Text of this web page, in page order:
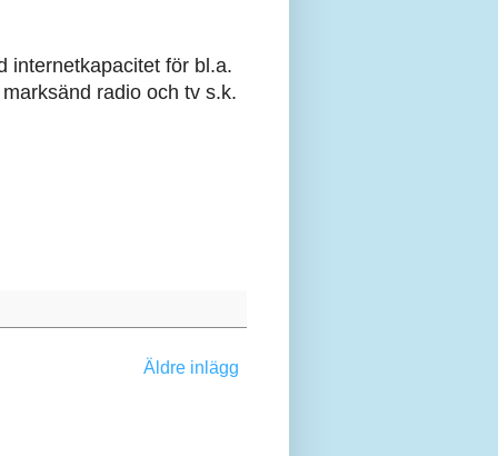
internetkapacitet för bl.a.
radio och tv s.k.
Äldre inlägg